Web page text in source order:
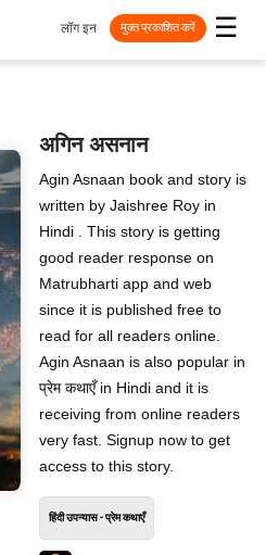
☰
लॉग इन मुक्त प्रकाशित करें
अगिन असनान
Agin Asnaan book and story is
written by Jaishree Roy in
Hindi . This story is getting
good reader response on
Matrubharti app and web
since it is published free to
read for all readers online.
Agin Asnaan is also popular in
प्रेम कथाएँ in Hindi and it is
receiving from online readers
very fast. Signup now to get
access to this story.
हिंदी उपन्यास - प्रेम कथाएँ